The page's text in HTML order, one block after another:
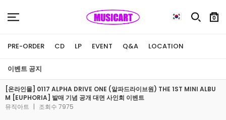
0
PRE-ORDER CD LP EVENT Q&A LOCATION
이벤트 공지
[온라인몰] 0117 ALPHA DRIVE ONE (알파드라이브원) THE 1ST MINI ALBU
M [EUPHORIA] 발매 기념 공개 대면 사인회 이벤트
뮤직아트 | 조회수 7975